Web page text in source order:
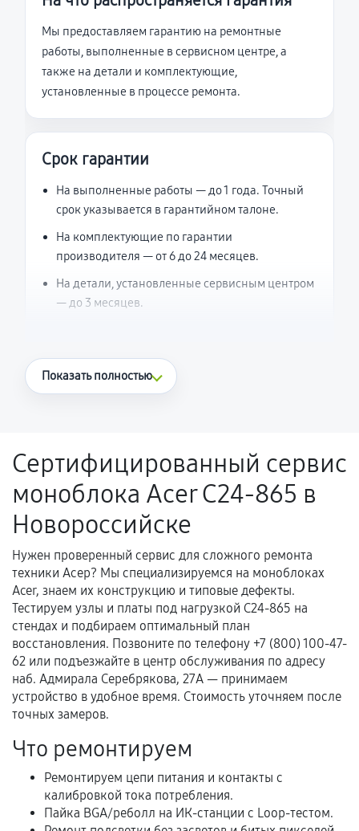
Мы предоставляем гарантию на ремонтные
работы, выполненные в сервисном центре, а
также на детали и комплектующие,
установленные в процессе ремонта.
Срок гарантии
На выполненные работы — до 1 года. Точный
срок указывается в гарантийном талоне.
На комплектующие по гарантии
производителя — от 6 до 24 месяцев.
На детали, установленные сервисным центром
— до 3 месяцев.
Что считается гарантийным случаем
Поломка установленной детали при
нормальной эксплуатации в течение
гарантийного срока.
Несоответствие комплектующей заявленным
техническим характеристикам.
Документы для подтверждения
гарантии
Гарантийный талон.
Акт выполненных работ с датой, перечнем
услуг и сроком гарантии.
Документы на установленные комплектующие
и кассовый чек.
Показать полностью
Сертифицированный сервис
моноблока Acer C24-865 в
Новороссийске
Нужен проверенный сервис для сложного ремонта
техники Асер? Мы специализируемся на моноблоках
Acer, знаем их конструкцию и типовые дефекты.
Тестируем узлы и платы под нагрузкой C24-865 на
стендах и подбираем оптимальный план
восстановления. Позвоните по телефону +7 (800) 100-47-
62 или подъезжайте в центр обслуживания по адресу
наб. Адмирала Серебрякова, 27А — принимаем
устройство в удобное время. Стоимость уточняем после
точных замеров.
Что ремонтируем
Ремонтируем цепи питания и контакты с
калибровкой тока потребления.
Пайка BGA/реболл на ИК-станции с Loop-тестом.